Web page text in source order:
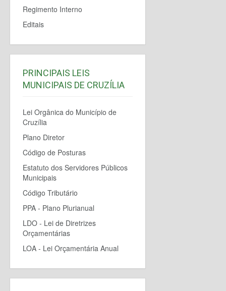
Regimento Interno
Editais
PRINCIPAIS LEIS
MUNICIPAIS DE CRUZÍLIA
Lei Orgânica do Município de
Cruzília
Plano Diretor
Código de Posturas
Estatuto dos Servidores Públicos
Municipais
Código Tributário
PPA - Plano Plurianual
LDO - Lei de Diretrizes
Orçamentárias
LOA - Lei Orçamentária Anual